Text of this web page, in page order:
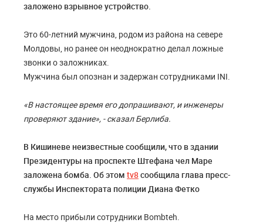
заложено взрывное устройство.
Это 60-летний мужчина, родом из района на севере
Молдовы, но ранее он неоднократно делал ложные
звонки о заложниках.
Мужчина был опознан и задержан сотрудниками INI.
«В настоящее время его допрашивают, и инженеры
проверяют здание», - сказал Берлиба.
В Кишиневе неизвестные сообщили, что в здании
Президентуры на проспекте Штефана чел Маре
заложена бомба. Об этом tv8сообщила глава пресс-
службы Инспектората полиции Диана Фетко
На место прибыли сотрудники Bombteh.